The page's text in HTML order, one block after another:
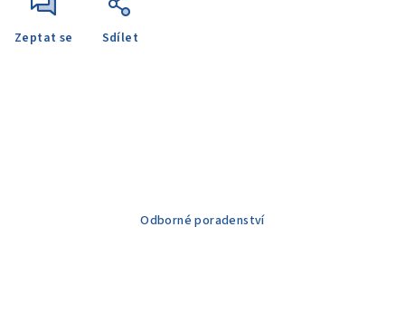
Zeptat se Sdílet
Odborné poradenství